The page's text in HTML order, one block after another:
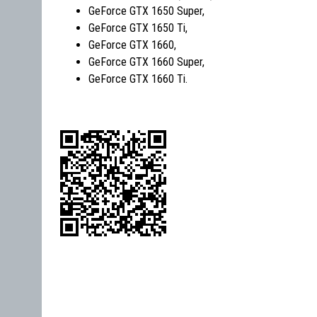
GeForce GTX 1650 Super,
GeForce GTX 1650 Ti,
GeForce GTX 1660,
GeForce GTX 1660 Super,
GeForce GTX 1660 Ti.